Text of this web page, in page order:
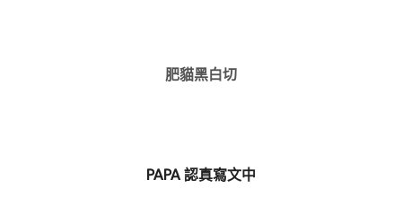
肥貓黑白切
PAPA 認真寫文中